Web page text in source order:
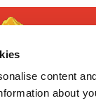
content
about